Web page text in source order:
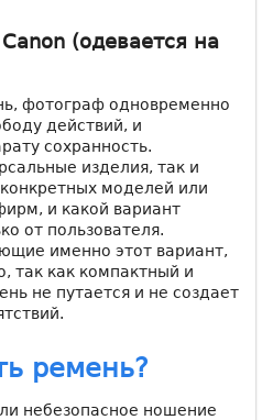
(одевается на
фотограф одновременно
действий, и
сохранность.
изделия, так и
моделей или
и какой вариант
от пользователя.
именно этот вариант,
так как компактный и
не путается и не создает
ремень?
небезопасное ношение